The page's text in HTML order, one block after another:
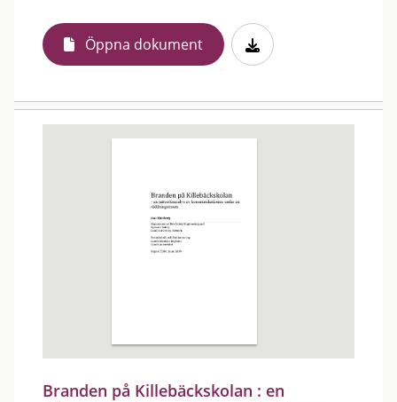
Öppna dokument
Branden på Killebäckskolan : en